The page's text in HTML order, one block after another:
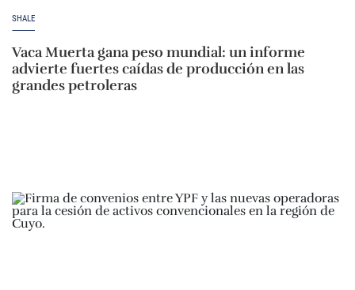
SHALE
Vaca Muerta gana peso mundial: un informe
advierte fuertes caídas de producción en las
grandes petroleras